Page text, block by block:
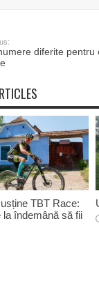
diferite pentru
TBT Race:
la îndemână să fii